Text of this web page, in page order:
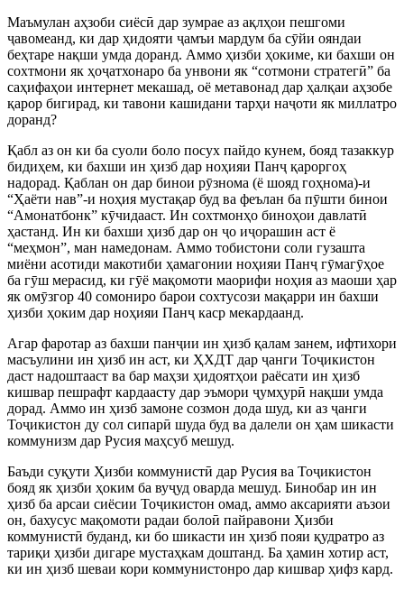
Маъмулан аҳзоби сиёсӣ дар зумрае аз ақлҳои пешгоми
ҷавомеанд, ки дар ҳидояти ҷамъи мардум ба сӯйи ояндаи
беҳтаре нақши умда доранд. Аммо ҳизби ҳокиме, ки бахши он
сохтмони як ҳоҷатхонаро ба унвони як “сотмони стратегӣ” ба
саҳифаҳои интернет мекашад, оё метавонад дар ҳалқаи аҳзобе
қарор бигирад, ки тавони кашидани тарҳи наҷоти як миллатро
доранд?
Қабл аз он ки ба суоли боло посух пайдо кунем, бояд тазаккур
бидиҳем, ки бахши ин ҳизб дар ноҳияи Панҷ қароргоҳ
надорад. Қаблан он дар бинои рӯзнома (ё шояд гоҳнома)-и
“Ҳаёти нав”-и ноҳия мустақар буд ва феълан ба пӯшти бинои
“Амонатбонк” кӯчидааст. Ин сохтмонҳо биноҳои давлатӣ
ҳастанд. Ин ки бахши ҳизб дар он ҷо иҷорашин аст ё
“меҳмон”, ман намедонам. Аммо тобистони соли гузашта
миёни асотиди макотиби ҳамагонии ноҳияи Панҷ гӯмагӯҳое
ба гӯш мерасид, ки гӯё мақомоти маорифи ноҳия аз маоши ҳар
як омӯзгор 40 сомониро барои сохтусози мақарри ин бахши
ҳизби ҳоким дар ноҳияи Панҷ каср мекардаанд.
Агар фаротар аз бахши панҷии ин ҳизб қалам занем, ифтихори
масъулини ин ҳизб ин аст, ки ҲХДТ дар ҷанги Тоҷикистон
даст надоштааст ва бар маҳзи ҳидоятҳои раёсати ин ҳизб
кишвар пешрафт кардаасту дар эъмори ҷумҳурӣ нақши умда
дорад. Аммо ин ҳизб замоне созмон дода шуд, ки аз ҷанги
Тоҷикистон ду сол сипарӣ шуда буд ва далели он ҳам шикасти
коммунизм дар Русия маҳсуб мешуд.
Баъди суқути Ҳизби коммунистӣ дар Русия ва Тоҷикистон
бояд як ҳизби ҳоким ба вуҷуд оварда мешуд. Бинобар ин ин
ҳизб ба арсаи сиёсии Тоҷикистон омад, аммо аксарияти аъзои
он, бахусус мақомоти радаи болоӣ пайравони Ҳизби
коммунистӣ буданд, ки бо шикасти ин ҳизб пояи қудратро аз
тариқи ҳизби дигаре мустаҳкам доштанд. Ба ҳамин хотир аст,
ки ин ҳизб шеваи кори коммунистонро дар кишвар ҳифз кард.